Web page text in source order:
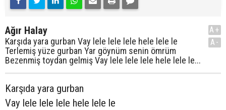
Ağır Halay
Karşıda yara gurban Vay lele lele lele hele lele le
Terlemiş yüze gurban Yar göynüm senin ömrüm
Bezenmiş toydan gelmiş Vay lele lele lele hele lele le...
A+
A-
Karşıda yara gurban
Vay lele lele lele hele lele le